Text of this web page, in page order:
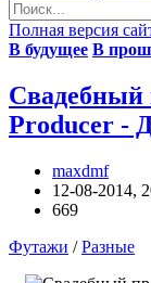
Полная версия
В будущее В
Свадебный
Producer -
maxdmf
12-08-2014,
669
Футажи /Разные